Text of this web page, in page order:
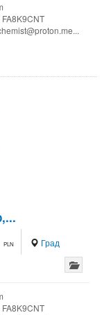
PLN Град